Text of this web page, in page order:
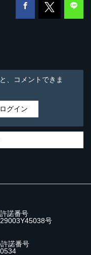
、コメントできま
ログイン
諾番号
号
諾番号